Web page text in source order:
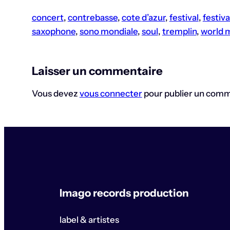
concert, contrebasse, cote d’azur, festival,
saxophone, sono mondiale, soul, tremplin, world
Laisser un commentaire
Vous devez vous connecterpour publier un
Imago records production
label & artistes